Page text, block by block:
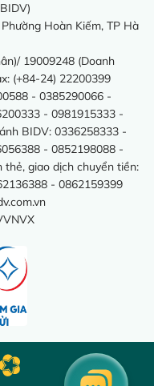
Hoàn Kiếm, TP Hà
19009248 (Doanh
(+84-24) 22200399
- 0385290066 -
- 0981915333 -
BIDV: 0336258333 -
- 0852198088 -
thẻ, giao dịch chuyển tiền:
- 0862159399